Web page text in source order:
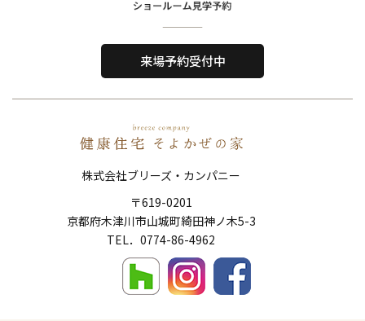
About Us
私たちについて
選ばれる理由
Performance
住宅性能
Works
施工事例
FAQ
よくある質問
News
新着情報
Contact
来場予約受付中
株式会社ブリーズ・カンパニー
〒619-0201
京都府木津川市山城町綺田神ノ木5-3
​​​​​​​TEL． 0774-86-4962